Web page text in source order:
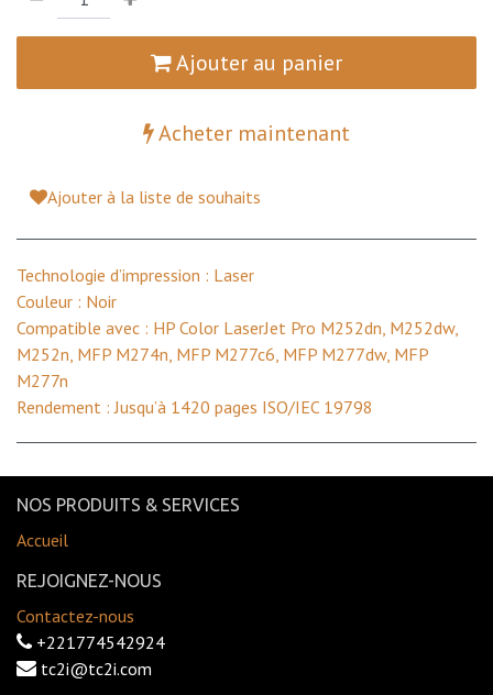
Ajouter au panier
Acheter maintenant
Ajouter à la liste de souhaits
Technologie d’impression : Laser
Couleur : Noir
Compatible avec : HP Color LaserJet Pro M252dn, M252dw,
M252n, MFP M274n, MFP M277c6, MFP M277dw, MFP
M277n
Rendement : Jusqu’à 1420 pages ISO/IEC 19798
NOS PRODUITS & SERVICES
Accueil
REJOIGNEZ-NOUS
Contactez-nous
+221774542924
tc2i@tc2i.com